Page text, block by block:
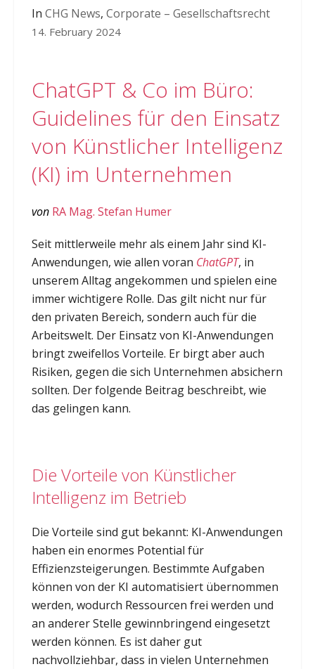
In CHG News, Corporate – Gesellschaftsrecht
14. February 2024
ChatGPT & Co im Büro:
Guidelines für den Einsatz
von Künstlicher Intelligenz
(KI) im Unternehmen
von RA Mag. Stefan Humer
Seit mittlerweile mehr als einem Jahr sind KI-
Anwendungen, wie allen voran ChatGPT, in
unserem Alltag angekommen und spielen eine
immer wichtigere Rolle. Das gilt nicht nur für
den privaten Bereich, sondern auch für die
Arbeitswelt. Der Einsatz von KI-Anwendungen
bringt zweifellos Vorteile. Er birgt aber auch
Risiken, gegen die sich Unternehmen absichern
sollten. Der folgende Beitrag beschreibt, wie
das gelingen kann.
Die Vorteile von Künstlicher
Intelligenz im Betrieb
Die Vorteile sind gut bekannt: KI-Anwendungen
haben ein enormes Potential für
Effizienzsteigerungen. Bestimmte Aufgaben
können von der KI automatisiert übernommen
werden, wodurch Ressourcen frei werden und
an anderer Stelle gewinnbringend eingesetzt
werden können. Es ist daher gut
nachvollziehbar, dass in vielen Unternehmen